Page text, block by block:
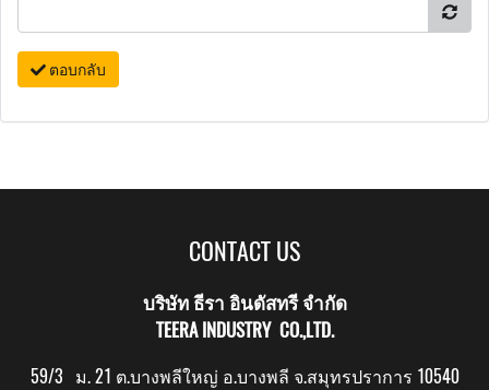
ตอบกลับ
CONTACT US
บริษัท ธีรา อินดัสทรี จำกัด
TEERA INDUSTRY CO.,LTD.
59/3 ม. 21 ต.บางพลีใหญ่ อ.บางพลี จ.สมุทรปราการ 10540